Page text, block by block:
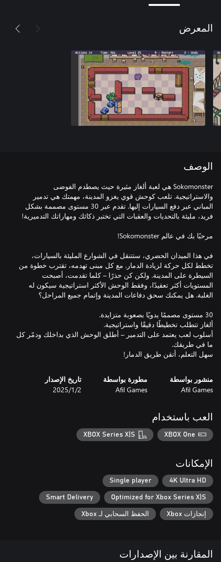
المعرض
الوصف
Sokomonster هي لعبة ألغاز مثيرة حيث يصطدم الفوضى
والاستراتيجية. تلعب كوحش قوي يغزو المدينة، مهمتك هي تدمير
المباني عبر دفع السيارات إليها. تقدم عبر 30 مستوى مصممة بشكل
في هذا الميدان الحضري، ستتنقل في الشوارع المليئة بالسيارات،
تخطط لكل حركة لزيادة الدمار. مع كل مبنى تهدمه، تقترب خطوة من
السيطرة على المدينة. ولكن كن حذرًا – كلما تقدمت، أصبحت
المستويات أكثر تعقيدًا، وفقط الوحش الأكثر استراتيجية سيكون له
أسلوب لعب يعتمد على التدمير – أطلق الوحش الذي بداخلك ودمّر كل
سهل التعلم، أتقن طريق الدمار!
منشور بواسطة
Afil Games
مطورة بواسطة
Afil Games
تاريخ الإصدار
2‏/1‏/2025
العب باستخدام
XBOX One
XBOX Series X|S
الإمكانات
4K Ultra HD
Single player
Optimized for Xbox Series X|S
Smart Delivery
إنجازات Xbox الحفظ السحابي لـ Xbox
المقارنة بين الإصدارات